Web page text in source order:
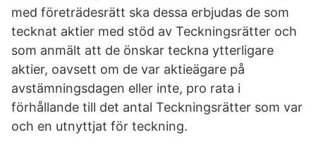
med företrädesrätt ska dessa erbjudas de som
tecknat aktier med stöd av Teckningsrätter och
som anmält att de önskar teckna ytterligare
aktier, oavsett om de var aktieägare på
avstämningsdagen eller inte, pro rata i
förhållande till det antal Teckningsrätter som var
och en utnyttjat för teckning.